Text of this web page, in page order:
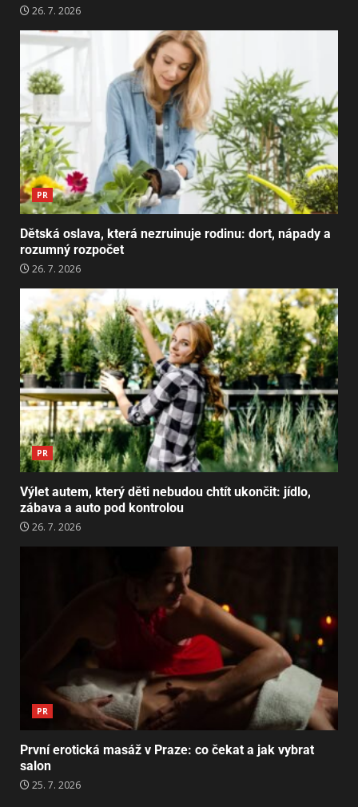
26. 7. 2026
PR
Dětská oslava, která nezruinuje rodinu: dort, nápady a
rozumný rozpočet
26. 7. 2026
PR
Výlet autem, který děti nebudou chtít ukončit: jídlo,
zábava a auto pod kontrolou
26. 7. 2026
PR
První erotická masáž v Praze: co čekat a jak vybrat
salon
25. 7. 2026